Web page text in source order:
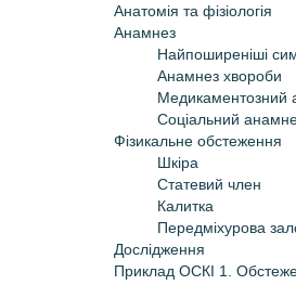
Анатомія та фізіологія
Анамнез
Найпоширеніші
Анамнез хвороби
Медикаментозний
Соціальний
Фізикальне обстеження
Шкіра
Статевий член
Калитка
Передміхурова
Дослідження
Приклад ОСКІ 1.